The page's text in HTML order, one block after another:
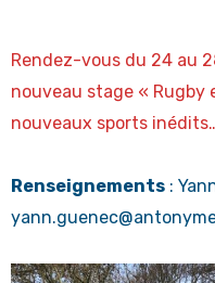
Rendez-vous du 24 au
nouveau stage « Rugby
nouveaux sports
Renseignements :